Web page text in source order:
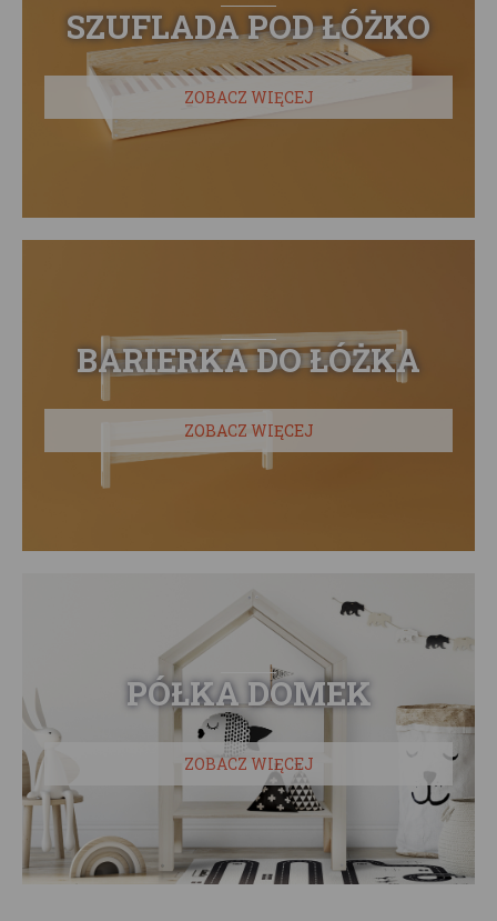
SZUFLADA POD ŁÓŻKO
ZOBACZ WIĘCEJ
BARIERKA DO ŁÓŻKA
ZOBACZ WIĘCEJ
PÓŁKA DOMEK
ZOBACZ WIĘCEJ